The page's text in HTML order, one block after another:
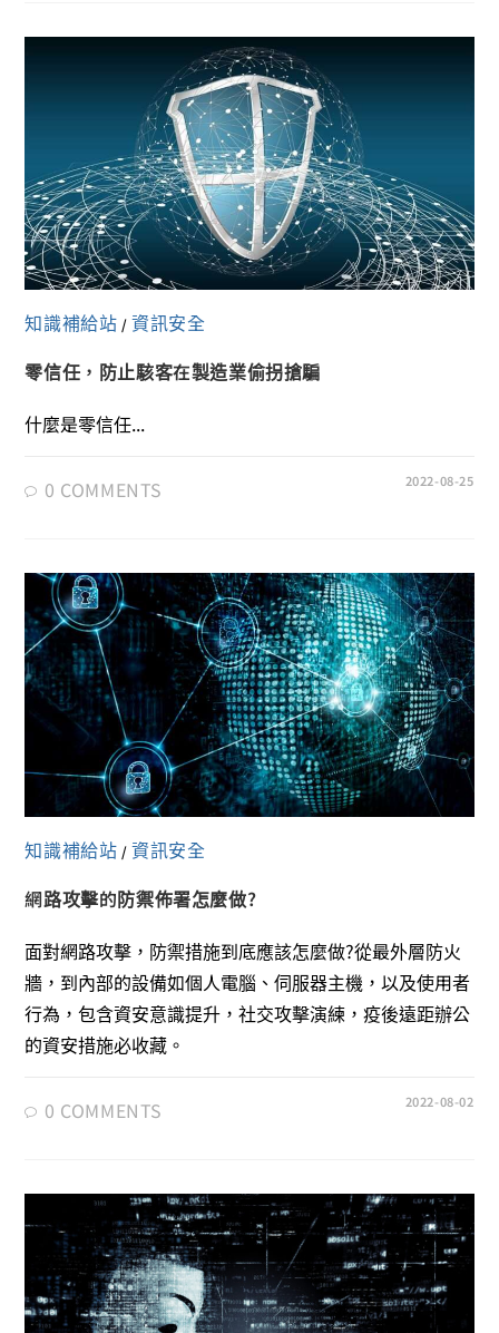
知識補給站 /資訊安全
零信任，防止駭客在製造業偷拐搶騙
什麼是零信任...
0 COMMENTS 2022-08-25
知識補給站 /資訊安全
網路攻擊的防禦佈署怎麼做?
面對網路攻擊，防禦措施到底應該怎麼做?從最外層防火
牆，到內部的設備如個人電腦、伺服器主機，以及使用者
行為，包含資安意識提升，社交攻擊演練，疫後遠距辦公
的資安措施必收藏。
0 COMMENTS 2022-08-02